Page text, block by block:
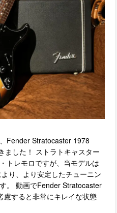
Fender Stratocaster 1978
ました！ ストラトキャスター
トレモロですが、当モデルは
り、より安定したチューニン
。 動画でFender Stratocaster
慮すると非常にキレイな状態